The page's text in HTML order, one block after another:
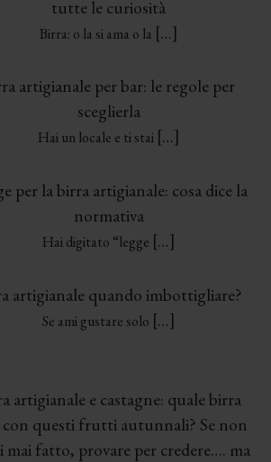
tutte le curiosità
Birra: o la si ama o la […]
artigianale per bar: le regole per
sceglierla
Hai un locale e ti stai […]
per la birra artigianale: cosa dice la
normativa
Hai digitato “legge […]
artigianale quando imbottigliare?
Se ami gustare solo […]
artigianale e castagne: quale birra
con questi frutti autunnali? Se non
mai fatto, provare per credere…. ma